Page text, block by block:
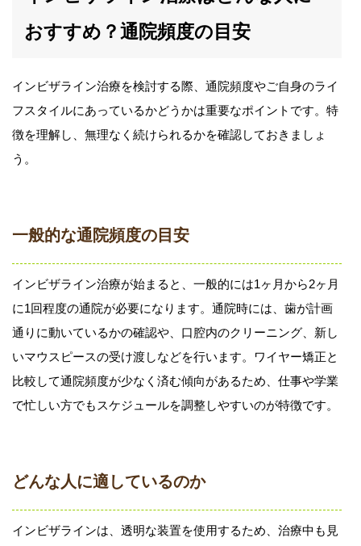
おすすめ？通院頻度の目安
インビザライン治療を検討する際、通院頻度やご自身のライ
フスタイルにあっているかどうかは重要なポイントです。特
徴を理解し、無理なく続けられるかを確認しておきましょ
う。
一般的な通院頻度の目安
インビザライン治療が始まると、一般的には1ヶ月から2ヶ月
に1回程度の通院が必要になります。通院時には、歯が計画
通りに動いているかの確認や、口腔内のクリーニング、新し
いマウスピースの受け渡しなどを行います。ワイヤー矯正と
比較して通院頻度が少なく済む傾向があるため、仕事や学業
で忙しい方でもスケジュールを調整しやすいのが特徴です。
どんな人に適しているのか
インビザラインは、透明な装置を使用するため、治療中も見